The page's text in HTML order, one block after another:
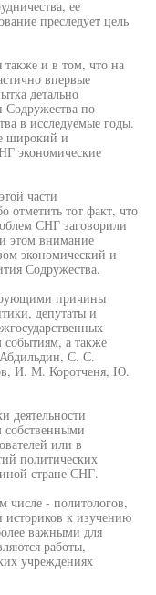
ее
преследует цель
также и в том, что на
впервые
детально
Содружества по
в исследуемые годы.
широкий и
экономические
части
отметить тот факт, что
СНГ заговорили
этом внимание
экономический и
Содружества.
причины
депутаты и
а также
С. С.
И. М. Коротченя, Ю.
деятельности
собственными
или в
политических
стране СНГ.
числе - политологов,
историков к изучению
важными для
работы,
учреждениях